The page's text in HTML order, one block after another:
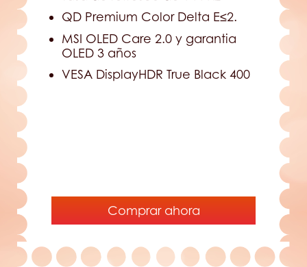
QD Premium Color Delta E≤2.
MSI OLED Care 2.0 y garantia
OLED 3 años
VESA DisplayHDR True Black 400
Comprar ahora